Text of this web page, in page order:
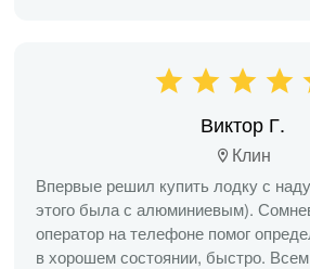
Виктор Г.
Клин
Впервые решил купить лодку с
этого была с алюминиевым).
оператор на телефоне помог
в хорошем состоянии, быстро.